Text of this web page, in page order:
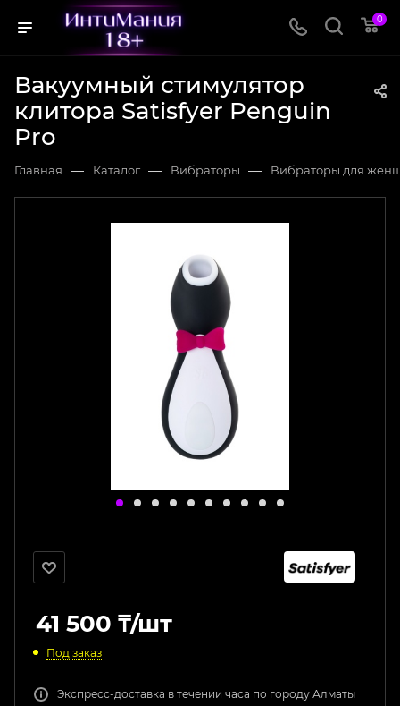
0
Вакуумный стимулятор
клитора Satisfyer Penguin
Pro
Главная — Каталог — Вибраторы — Вибраторы для
41 500 ₸/шт
Под заказ
Экспресс-доставка в течении часа по городу Алматы